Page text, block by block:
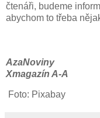
čtenáři, budeme
abychom to třeba
AzaNoviny
Xmagazín A-A
Foto: Pixabay